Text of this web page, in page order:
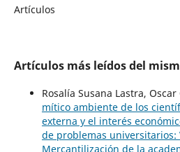
Artículos
Artículos más leídos del
Rosalía Susana Lastra,
mítico ambiente de los
externa y el interés
de problemas universitarios:
Mercantilización de la